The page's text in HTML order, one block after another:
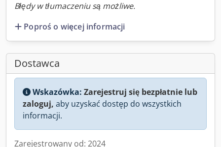
Błędy w tłumaczeniu są możliwe.
Poproś o więcej informacji
Dostawca
Wskazówka: Zarejestruj się bezpłatnie lub
zaloguj, aby uzyskać dostęp do wszystkich
informacji.
Zarejestrowany od: 2024